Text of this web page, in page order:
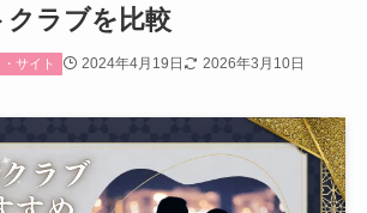
クラブを比較
サイト 2024年4月19日 2026年3月10日